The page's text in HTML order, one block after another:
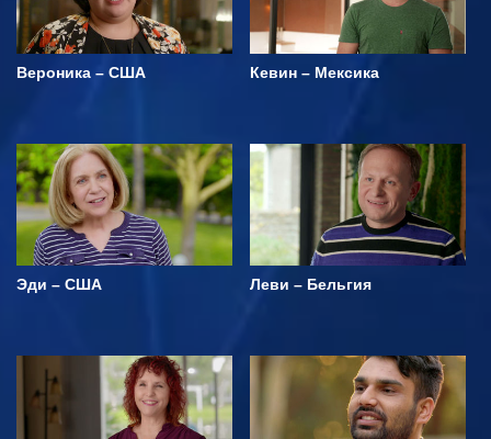
Вероника – США Кевин – Мексика
Эди – США Леви – Бельгия